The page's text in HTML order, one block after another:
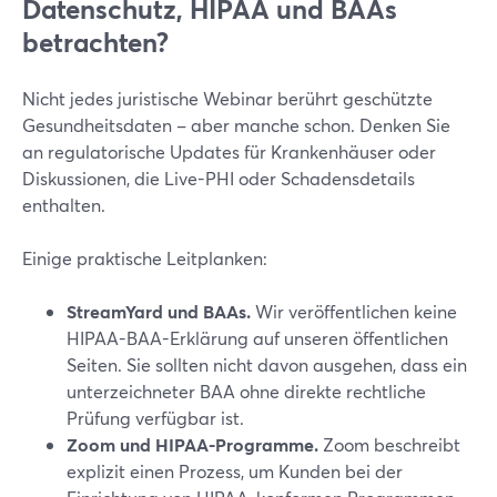
Datenschutz, HIPAA und BAAs
betrachten?
Nicht jedes juristische Webinar berührt geschützte
Gesundheitsdaten – aber manche schon. Denken Sie
an regulatorische Updates für Krankenhäuser oder
Diskussionen, die Live-PHI oder Schadensdetails
enthalten.
Einige praktische Leitplanken:
StreamYard und BAAs.Wir veröffentlichen keine
HIPAA-BAA-Erklärung auf unseren öffentlichen
Seiten. Sie sollten nicht davon ausgehen, dass ein
unterzeichneter BAA ohne direkte rechtliche
Prüfung verfügbar ist.
Zoom und HIPAA-Programme. Zoom beschreibt
explizit einen Prozess, um Kunden bei der